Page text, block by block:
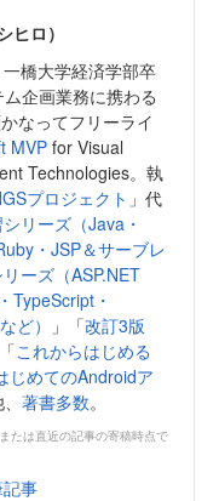
ヒロ）
橋大学経済学部卒
企画業務に携わる
なってフリーライ
MVPfor Visual
Technologies。執
プロジェクト 」代
リーズ（Java・
・JSP＆サーブレ
ーズ（ASP.NET
TypeScript・
ど）
」「改訂3版
これからはじめる
じめてのAndroidア
著書多数。
たは直近の記事の寄稿時点で
事